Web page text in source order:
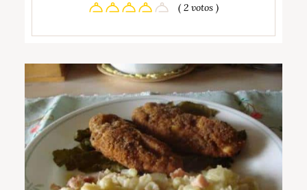
( 2 votos )